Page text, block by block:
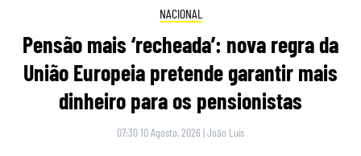
NACIONAL
Pensão mais ‘recheada’: nova regra da
União Europeia pretende garantir mais
dinheiro para os pensionistas
07:30 10 Agosto, 2026 |João Luís